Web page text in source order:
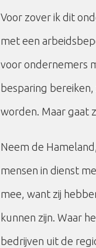
Voor zover ik dit
met een
voor ondernemers
besparing
worden. Maar gaat
Neem de
mensen in dienst
mee, want zij
kunnen zijn. Waar
bedrijven uit de